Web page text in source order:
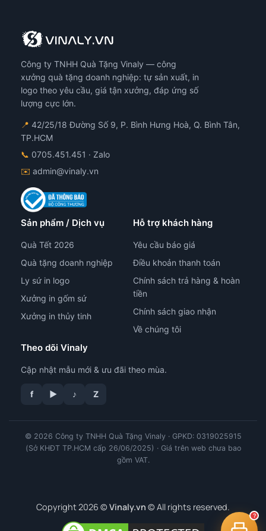
Công ty TNHH Quà Tặng Vinaly — công
xưởng quà tặng doanh nghiệp: tự sản xuất, in
logo theo yêu cầu, giá tận xưởng, đáp ứng số
lượng cực lớn.
📍 42/25/18 Đường Số 9, P. Bình Hưng Hoà, Q. Bình Tân,
TP.HCM
📞 0705.451.451 · Zalo
✉️ admin@vinaly.vn
Sản phẩm / Dịch vụ
Quà Tết 2026
Quà tặng doanh nghiệp
Ly sứ in logo
Xưởng in gốm sứ
Xưởng in thủy tinh
Hỗ trợ khách hàng
Yêu cầu báo giá
Điều khoản thanh toán
Chính sách trả hàng & hoàn
tiền
Chính sách giao nhận
Về chúng tôi
Theo dõi Vinaly
Cập nhật mẫu mới & ưu đãi theo mùa.
f ▶ ♪ Z
© 2026 Công ty TNHH Quà Tặng Vinaly · GPKD: 0319025915
(Sở KHĐT TP.HCM cấp 26/06/2025) · Giá trên web chưa bao
gồm VAT.
Copyright 2026 © Vinaly.vn © All rights reserved.
tư vấn công nghệ in
?